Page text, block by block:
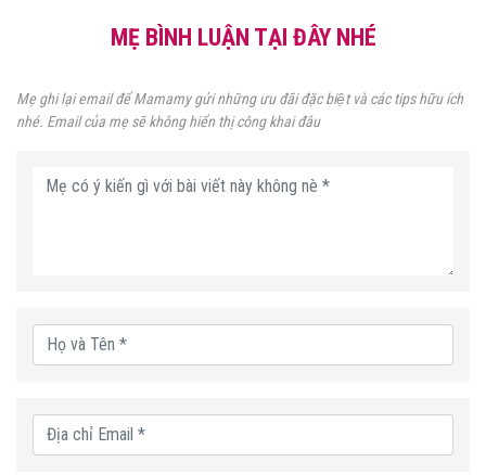
MẸ BÌNH LUẬN TẠI ĐÂY NHÉ
Mẹ ghi lại email để Mamamy gửi những ưu đãi đặc biệt và các tips hữu ích
nhé. Email của mẹ sẽ không hiển thị công khai đâu